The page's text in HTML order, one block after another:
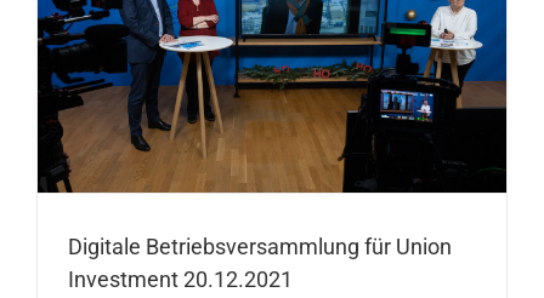
Digitale Betriebsversammlung für Union
Investment 20.12.2021